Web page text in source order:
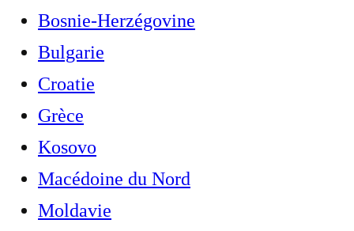
Bosnie-Herzégovine
Bulgarie
Croatie
Grèce
Kosovo
Macédoine du Nord
Moldavie